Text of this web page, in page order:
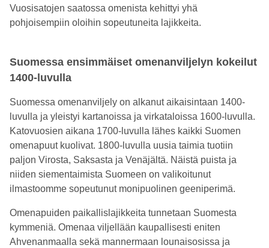
Vuosisatojen saatossa omenista kehittyi yhä
pohjoisempiin oloihin sopeutuneita lajikkeita.
Suomessa ensimmäiset omenanviljelyn kokeilut
1400-luvulla
Suomessa omenanviljely on alkanut aikaisintaan 1400-
luvulla ja yleistyi kartanoissa ja virkataloissa 1600-luvulla.
Katovuosien aikana 1700-luvulla lähes kaikki Suomen
omenapuut kuolivat. 1800-luvulla uusia taimia tuotiin
paljon Virosta, Saksasta ja Venäjältä. Näistä puista ja
niiden siementaimista Suomeen on valikoitunut
ilmastoomme sopeutunut monipuolinen geeniperimä.
Omenapuiden paikallislajikkeita tunnetaan Suomesta
kymmeniä. Omenaa viljellään kaupallisesti eniten
Ahvenanmaalla sekä mannermaan lounaisosissa ja